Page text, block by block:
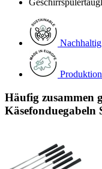
Häufig zusammen
Käsefonduegabeln